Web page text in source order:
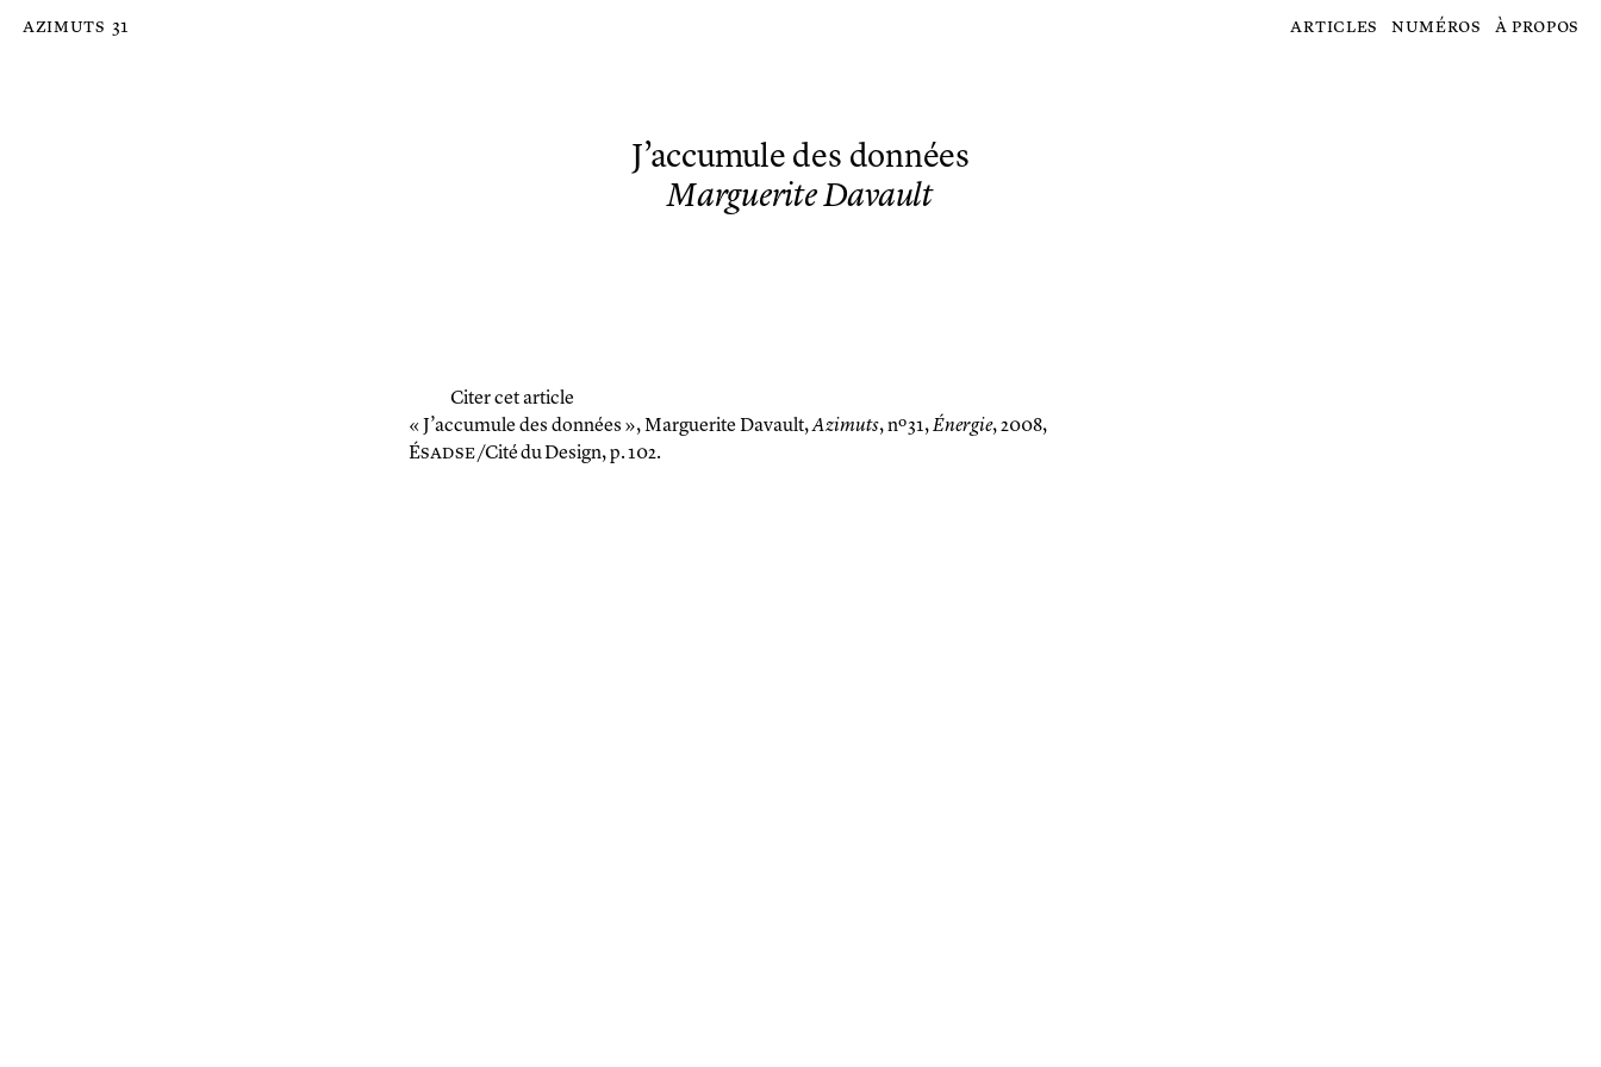
azimuts 31 articles numéros à propos
J’accumule des données
Marguerite Davault
Citer cet article
« J’accumule des données »,Marguerite Davault,Azimuts, nº 31,Énergie, 2008,
Ésadse/Cité du Design, p. 102.